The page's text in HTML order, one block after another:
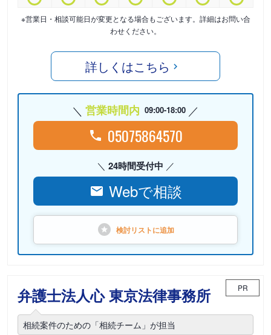
※営業日・相談可能日が変更となる場合もございます。詳細はお問い合
わせください。
詳しくはこちら
営業時間内 09:00-18:00
05075864570
24時間受付中
Webで相談
検討リストに追加
弁護士法人心 東京法律事務所 PR
相続案件のための「相続チーム」が担当